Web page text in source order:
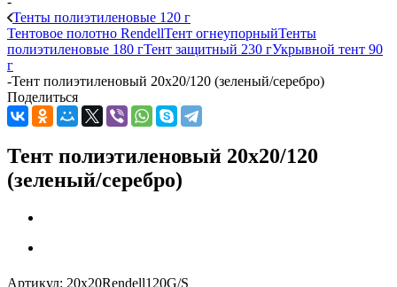
Тенты полиэтиленовые 120 г
Тентовое полотно RendellТент огнеупорныйТенты
полиэтиленовые 180 гТент защитный 230 гУкрывной тент 90
г
-Тент полиэтиленовый 20х20/120 (зеленый/серебро)
Поделиться
Тент полиэтиленовый 20х20/120
(зеленый/серебро)
Артикул: 20x20Rendell120G/S